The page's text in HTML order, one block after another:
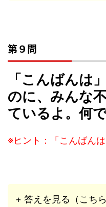
第９問
「こんばんは
のに、みんな
ているよ。何
※ヒント：「こんばん
+ 答えを見る（こち